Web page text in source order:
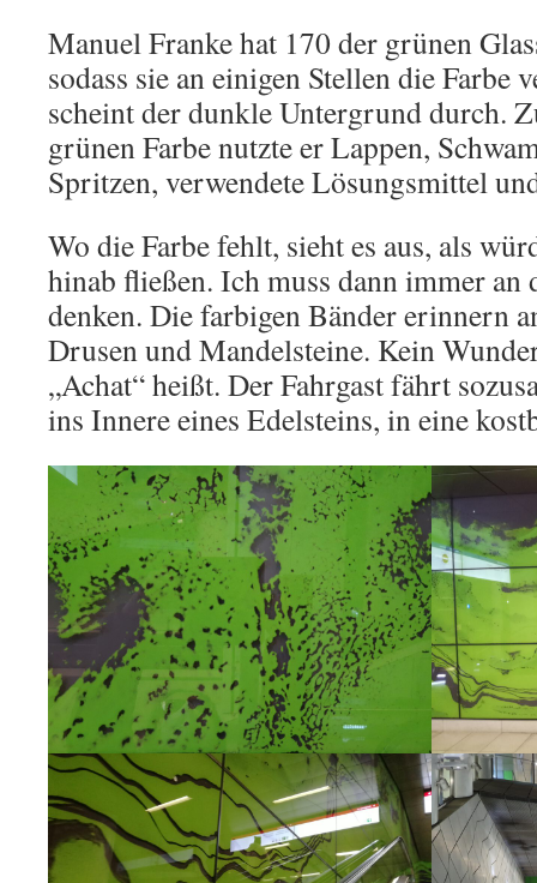
Manuel Franke hat 170 der grünen
sodass sie an einigen Stellen die Farbe
scheint der dunkle Untergrund durch.
grünen Farbe nutzte er Lappen,
Spritzen, verwendete Lösungsmittel
Wo die Farbe fehlt, sieht es aus, als
hinab fließen. Ich muss dann immer an
denken. Die farbigen Bänder erinnern
Drusen und Mandelsteine. Kein
„Achat“ heißt. Der Fahrgast fährt
ins Innere eines Edelsteins, in eine